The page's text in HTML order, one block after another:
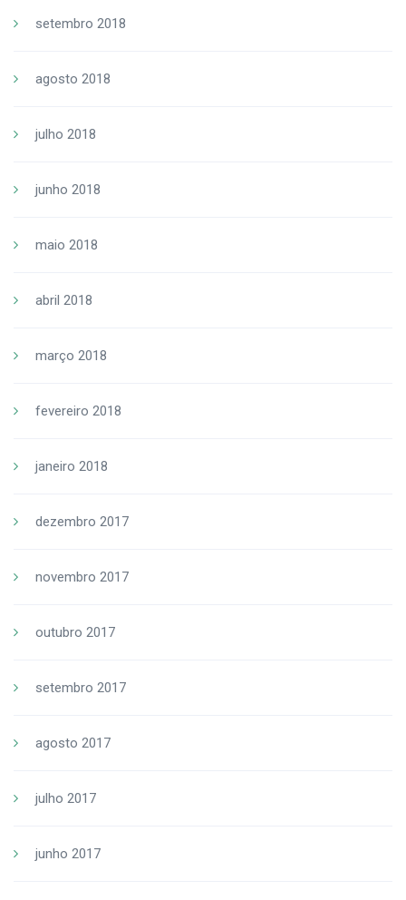
setembro 2018
agosto 2018
julho 2018
junho 2018
maio 2018
abril 2018
março 2018
fevereiro 2018
janeiro 2018
dezembro 2017
novembro 2017
outubro 2017
setembro 2017
agosto 2017
julho 2017
junho 2017